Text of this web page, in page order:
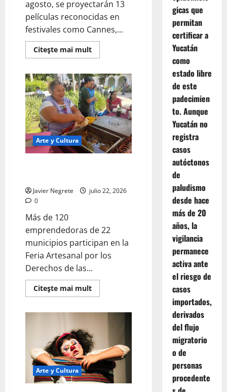
agosto, se proyectarán 13
películas reconocidas en
festivales como Cannes,...
Citeşte mai multRead
more
internacional
gratuito
llega
a
Yucatán
con
la
79.ª
Muestra
de
la
Cineteca
Arte y Cultura
Javier Negrete
julio 22, 2026
0
Más de 120
emprendedoras de 22
municipios participan en la
Feria Artesanal por los
Derechos de las...
Citeşte mai multRead
more
talento
a
la
Plaza
Grande.
Arte y Cultura
gicas que
permitan
certificar a
Yucatán
como
estado libre
de este
padecimien
to. Aunque
Yucatán no
registra
casos
autóctonos
de
paludismo
desde hace
más de 20
años, la
vigilancia
permanece
activa ante
el riesgo de
casos
importados,
derivados
del flujo
migratorio
o de
personas
procedente